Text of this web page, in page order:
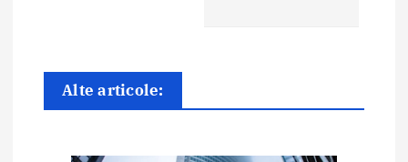
a
r
Alte articole: